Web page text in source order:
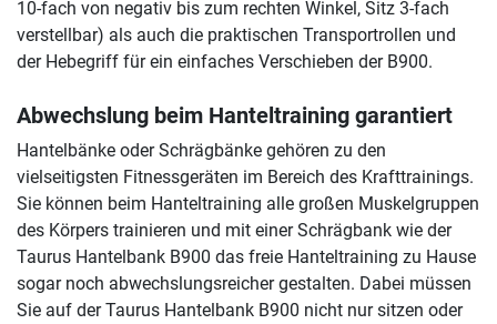
10-fach von negativ bis zum rechten Winkel, Sitz 3-fach
verstellbar) als auch die praktischen Transportrollen und
der Hebegriff für ein einfaches Verschieben der B900.
Abwechslung beim Hanteltraining garantiert
Hantelbänke oder Schrägbänke gehören zu den
vielseitigsten Fitnessgeräten im Bereich des Krafttrainings.
Sie können beim Hanteltraining alle großen Muskelgruppen
des Körpers trainieren und mit einer Schrägbank wie der
Taurus Hantelbank B900 das freie Hanteltraining zu Hause
sogar noch abwechslungsreicher gestalten. Dabei müssen
Sie auf der Taurus Hantelbank B900 nicht nur sitzen oder